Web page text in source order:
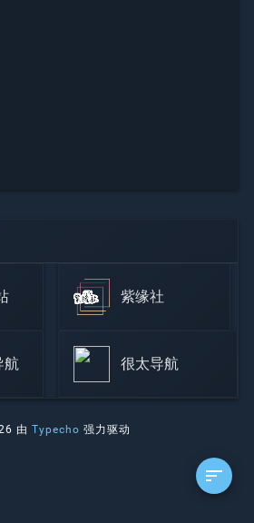
紫缘社
航 很太导航
由Typecho 强力驱动
sort